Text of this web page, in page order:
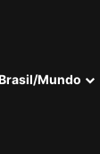
Mundo